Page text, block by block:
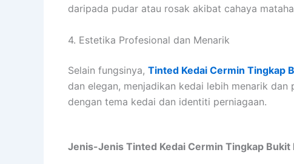
daripada pudar atau rosak akibat cahaya
4. Estetika Profesional dan Menarik
Selain fungsinya, Tinted Kedai Cermin Tingkap
dan elegan, menjadikan kedai lebih menarik
dengan tema kedai dan identiti perniagaan.
Jenis-Jenis Tinted Kedai Cermin Tingkap Bukit